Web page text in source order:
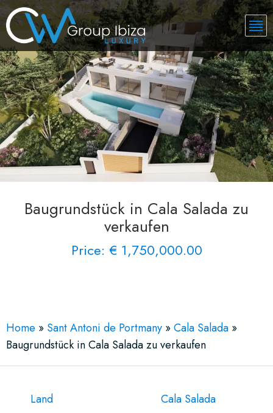
Baugrundstück in Cala Salada zu
verkaufen
Price: € 1,750,000.00
Home » Sant Antoni de Portmany »Cala Salada »
Baugrundstück in Cala Salada zu verkaufen
Land
Cala Salada